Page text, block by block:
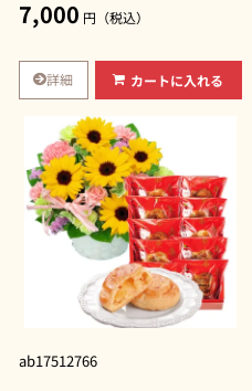
7,000 円（税込）
詳細 カートに入れる
ab17512766